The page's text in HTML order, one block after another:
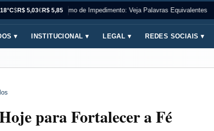
$R$ 5,03€R$ 5,85
Sinônimo de Impedimento: Veja Palavras Equivalentes
▾ INSTITUCIONAL ▾ LEGAL ▾ REDES SOCIAIS ▾
para Fortalecer a Fé